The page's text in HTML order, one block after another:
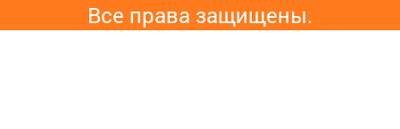
Все права защищены.